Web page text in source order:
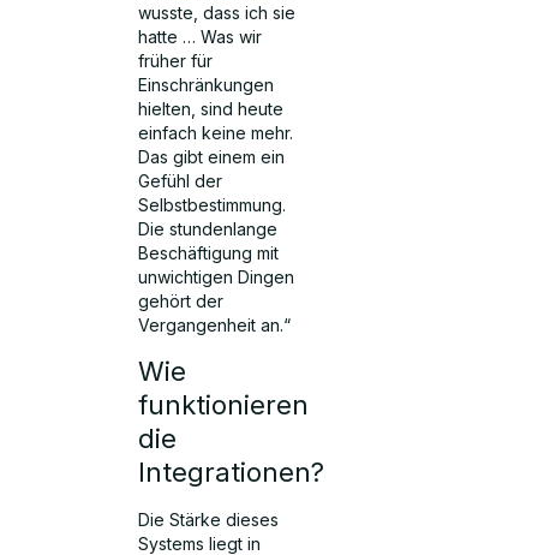
wusste, dass ich sie
hatte … Was wir
früher für
Einschränkungen
hielten, sind heute
einfach keine mehr.
Das gibt einem ein
Gefühl der
Selbstbestimmung.
Die stundenlange
Beschäftigung mit
unwichtigen Dingen
gehört der
Vergangenheit an.“
Wie
funktionieren
die
Integrationen?
Die Stärke dieses
Systems liegt in